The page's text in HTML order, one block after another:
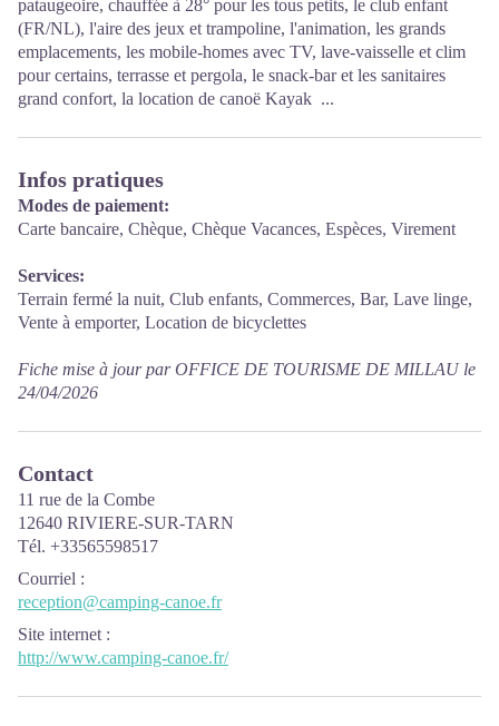
pataugeoire, chauffée à 28° pour les tous petits, le club enfant
(FR/NL), l'aire des jeux et trampoline, l'animation, les grands
emplacements, les mobile-homes avec TV, lave-vaisselle et clim
pour certains, terrasse et pergola, le snack-bar et les sanitaires
grand confort, la location de canoë Kayak ...
Infos pratiques
Modes de paiement:
Carte bancaire, Chèque, Chèque Vacances, Espèces, Virement
Services:
Terrain fermé la nuit, Club enfants, Commerces, Bar, Lave linge,
Vente à emporter, Location de bicyclettes
Fiche mise à jour par OFFICE DE TOURISME DE MILLAU le
24/04/2026
Contact
11 rue de la Combe
12640 RIVIERE-SUR-TARN
Tél. +33565598517
Courriel :
reception@camping-canoe.fr
Site internet :
http://www.camping-canoe.fr/